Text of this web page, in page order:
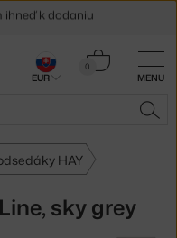
MENU
0
Košík
HAY
sky grey
tovaru
EUR